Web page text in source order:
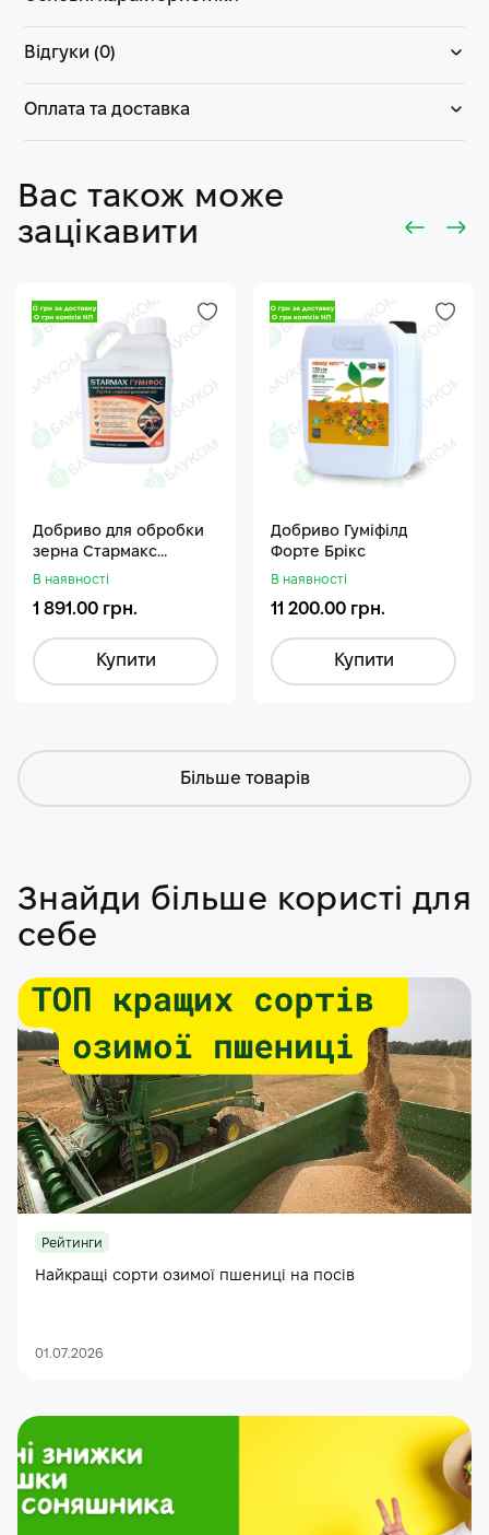
Відгуки (0)
Оплата та доставка
Вас також може
зацікавити
Добриво для обробки
зерна Стармакс
Гуміфос
В наявності
1 891.00 грн.
Купити
Добриво Гуміфілд
Форте Брікс
В наявності
11 200.00 грн.
Купити
Більше товарів
Знайди більше користі для
себе
Рейтинги
Найкращі сорти озимої пшениці на посів
01.07.2026